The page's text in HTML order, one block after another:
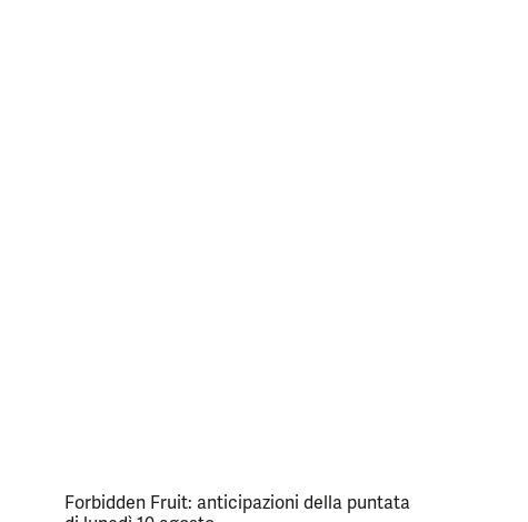
Forbidden Fruit: anticipazioni della puntata